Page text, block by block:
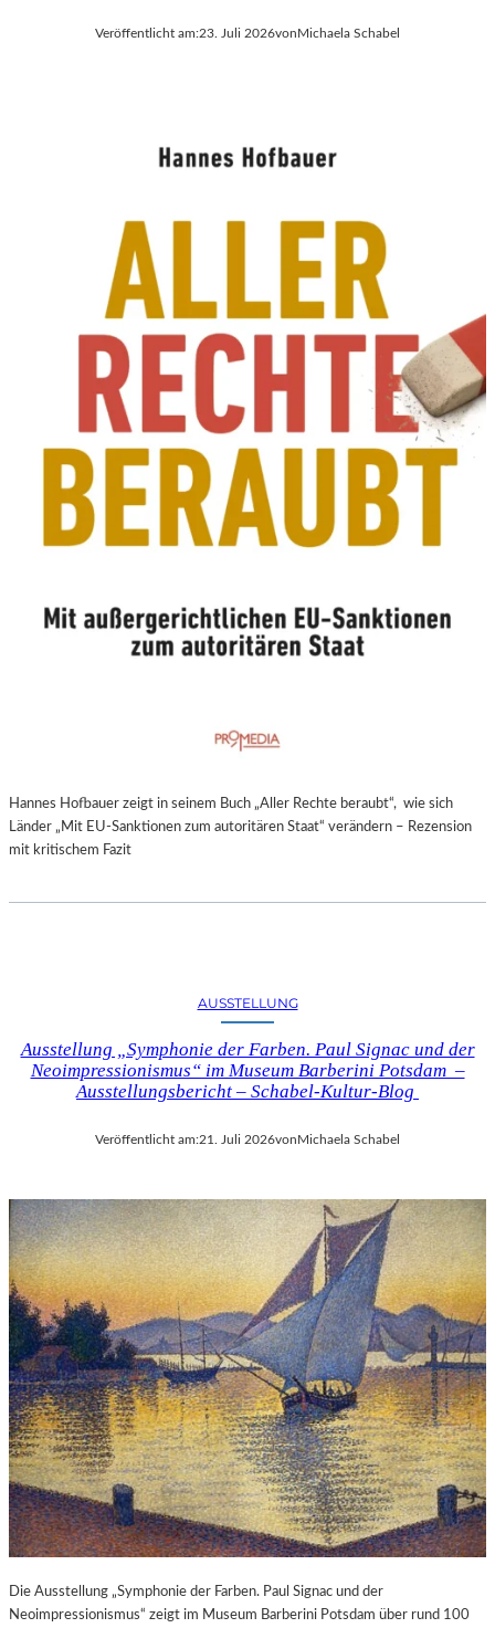
Veröffentlicht am:23. Juli 2026von Michaela Schabel
Hannes Hofbauer zeigt in seinem Buch „Aller Rechte beraubt“, wie sich
Länder „Mit EU-Sanktionen zum autoritären Staat“ verändern – Rezension
mit kritischem Fazit
AUSSTELLUNG
Ausstellung „Symphonie der Farben. Paul Signac und der
Neoimpressionismus“ im Museum Barberini Potsdam –
Ausstellungsbericht – Schabel-Kultur-Blog
Veröffentlicht am:21. Juli 2026von Michaela Schabel
Die Ausstellung „Symphonie der Farben. Paul Signac und der
Neoimpressionismus“ zeigt im Museum Barberini Potsdam über rund 100